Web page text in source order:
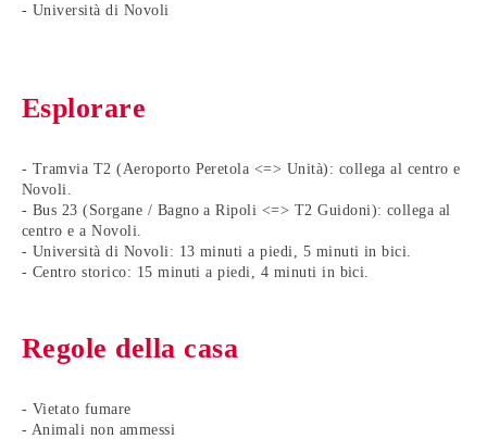
- Università di Novoli
Esplorare
- Tramvia T2 (Aeroporto Peretola <=> Unità): collega al centro e
Novoli.
- Bus 23 (Sorgane / Bagno a Ripoli <=> T2 Guidoni): collega al
centro e a Novoli.
- Università di Novoli: 13 minuti a piedi, 5 minuti in bici.
- Centro storico: 15 minuti a piedi, 4 minuti in bici.
Regole della casa
- Vietato fumare
- Animali non ammessi